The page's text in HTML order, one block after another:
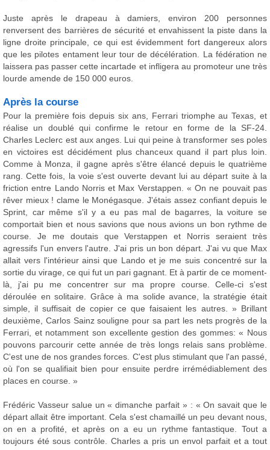
Juste après le drapeau à damiers, environ 200 personnes
renversent des barrières de sécurité et envahissent la piste dans la
ligne droite principale, ce qui est évidemment fort dangereux alors
que les pilotes entament leur tour de décélération. La fédération ne
laissera pas passer cette incartade et infligera au promoteur une très
lourde amende de 150 000 euros.
Après la course
Pour la première fois depuis six ans, Ferrari triomphe au Texas, et
réalise un doublé qui confirme le retour en forme de la SF-24.
Charles Leclerc est aux anges. Lui qui peine à transformer ses poles
en victoires est décidément plus chanceux quand il part plus loin.
Comme à Monza, il gagne après s'être élancé depuis le quatrième
rang. Cette fois, la voie s'est ouverte devant lui au départ suite à la
friction entre Lando Norris et Max Verstappen. « On ne pouvait pas
rêver mieux ! clame le Monégasque. J'étais assez confiant depuis le
Sprint, car même s'il y a eu pas mal de bagarres, la voiture se
comportait bien et nous savions que nous avions un bon rythme de
course. Je me doutais que Verstappen et Norris seraient très
agressifs l'un envers l'autre. J'ai pris un bon départ. J'ai vu que Max
allait vers l'intérieur ainsi que Lando et je me suis concentré sur la
sortie du virage, ce qui fut un pari gagnant. Et à partir de ce moment-
là, j'ai pu me concentrer sur ma propre course. Celle-ci s'est
déroulée en solitaire. Grâce à ma solide avance, la stratégie était
simple, il suffisait de copier ce que faisaient les autres. » Brillant
deuxième, Carlos Sainz souligne pour sa part les nets progrès de la
Ferrari, et notamment son excellente gestion des gommes: « Nous
pouvons parcourir cette année de très longs relais sans problème.
C'est une de nos grandes forces. C'est plus stimulant que l'an passé,
où l'on se qualifiait bien pour ensuite perdre irrémédiablement des
places en course. »
Frédéric Vasseur salue un « dimanche parfait » : « On savait que le
départ allait être important. Cela s'est chamaillé un peu devant nous,
on en a profité, et après on a eu un rythme fantastique. Tout a
toujours été sous contrôle. Charles a pris un envol parfait et a tout